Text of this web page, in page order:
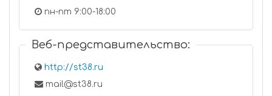
пн-пт 9:00-18:00
Веб-представительство:
http://st38.ru
mail@st38.ru